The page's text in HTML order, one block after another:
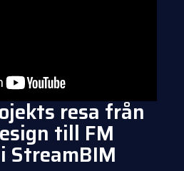
resa från
till FM
StreamBIM